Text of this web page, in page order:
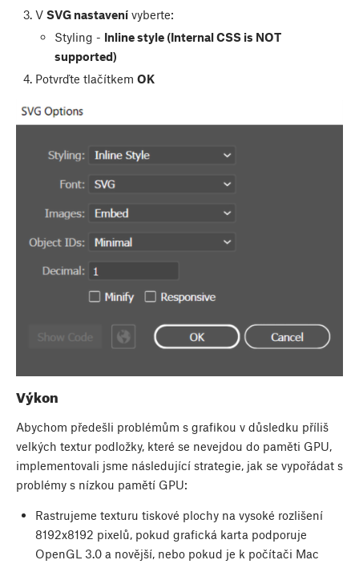
V SVG nastavenívyberte:
Styling - Inline style (Internal CSS is NOT
supported)
Potvrďte tlačítkem OK
Výkon
Abychom předešli problémům s grafikou v důsledku příliš
velkých textur podložky, které se nevejdou do paměti GPU,
implementovali jsme následující strategie, jak se vypořádat s
problémy s nízkou pamětí GPU:
Rastrujeme texturu tiskové plochy na vysoké rozlišení
8192x8192 pixelů, pokud grafická karta podporuje
OpenGL 3.0 a novější, nebo pokud je k počítači Mac